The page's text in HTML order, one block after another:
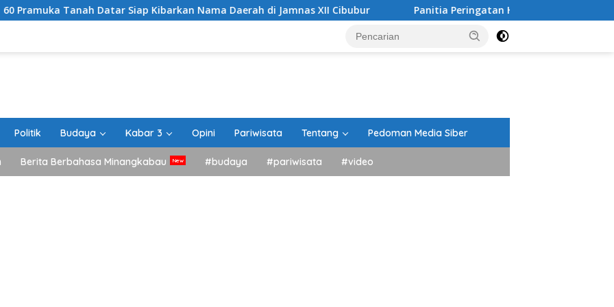
Datar Siap Kibarkan Nama Daerah di Jamnas XII Cibubur Panitia Peringatan HUT RI Kecamatan Lima Kaum
Politik Budaya Kabar 3 Opini Pariwisata Tentang Pedoman Media Siber
Berita Berbahasa Minangkabau #budaya #pariwisata #video